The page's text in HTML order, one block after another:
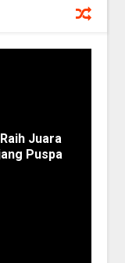
Juara
Puspa